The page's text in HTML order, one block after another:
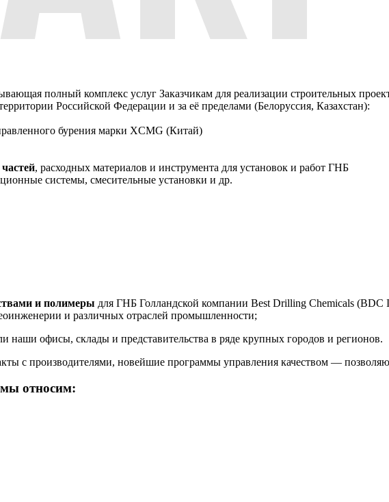
полный комплекс услуг Заказчикам для реализации строительных
Российской Федерации и за её пределами (Белоруссия, Казахстан):
бурения марки XCMG (Китай)
, расходных материалов и инструмента для установок и работ ГНБ
системы, смесительные установки и др.
и полимеры для ГНБ Голландской компании Best Drilling Chemicals
и различных отраслей промышленности;
офисы, склады и представительства в ряде крупных городов и регионов.
с производителями, новейшие программы управления качеством —
относим: